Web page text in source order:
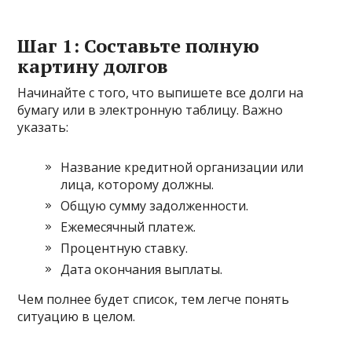
Шаг 1: Составьте полную
картину долгов
Начинайте с того, что выпишете все долги на
бумагу или в электронную таблицу. Важно
указать:
Название кредитной организации или
лица, которому должны.
Общую сумму задолженности.
Ежемесячный платеж.
Процентную ставку.
Дата окончания выплаты.
Чем полнее будет список, тем легче понять
ситуацию в целом.